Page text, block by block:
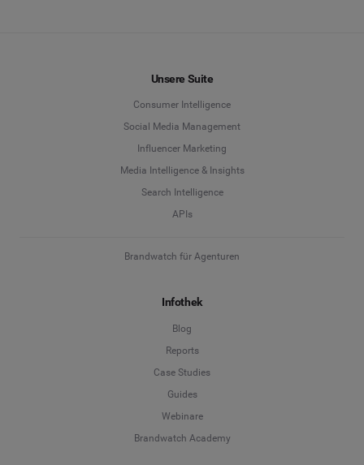
Unsere Suite
Consumer Intelligence
Social Media Management
Influencer Marketing
Media Intelligence & Insights
Search Intelligence
APIs
Brandwatch für Agenturen
Infothek
Blog
Reports
Case Studies
Guides
Webinare
Brandwatch Academy